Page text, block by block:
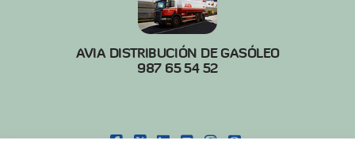
AVIA DISTRIBUCIÓN DE GASÓLEO
987 65 54 52